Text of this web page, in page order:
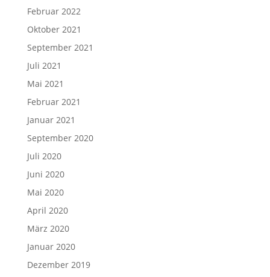
Februar 2022
Oktober 2021
September 2021
Juli 2021
Mai 2021
Februar 2021
Januar 2021
September 2020
Juli 2020
Juni 2020
Mai 2020
April 2020
März 2020
Januar 2020
Dezember 2019